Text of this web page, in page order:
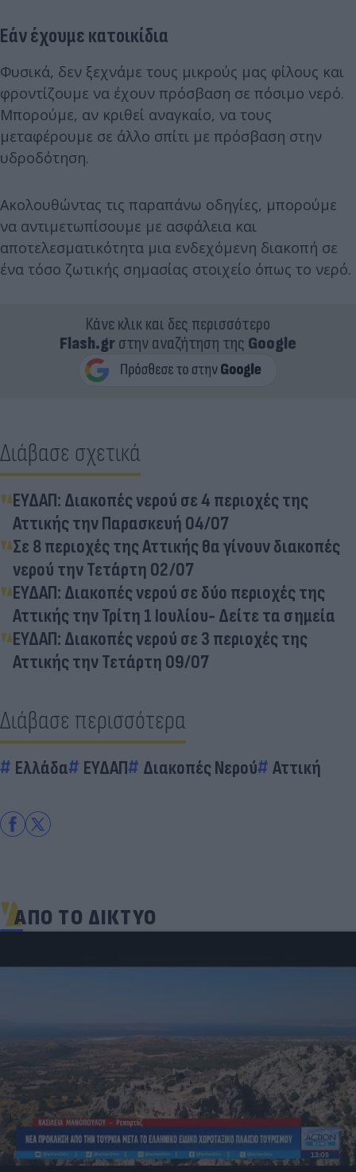
Εάν έχουμε κατοικίδια
Φυσικά, δεν ξεχνάμε τους μικρούς μας φίλους και
φροντίζουμε να έχουν πρόσβαση σε πόσιμο νερό.
Μπορούμε, αν κριθεί αναγκαίο, να τους
μεταφέρουμε σε άλλο σπίτι με πρόσβαση στην
υδροδότηση.
Ακολουθώντας τις παραπάνω οδηγίες, μπορούμε
να αντιμετωπίσουμε με ασφάλεια και
αποτελεσματικότητα μια ενδεχόμενη διακοπή σε
ένα τόσο ζωτικής σημασίας στοιχείο όπως το νερό.
Κάνε κλικ και δες περισσότερο
Flash.grστην αναζήτηση της Google
Διάβασε σχετικά
ΕΥΔΑΠ: Διακοπές νερού σε 4 περιοχές της
Αττικής την Παρασκευή 04/07
Σε 8 περιοχές της Αττικής θα γίνουν διακοπές
νερού την Τετάρτη 02/07
ΕΥΔΑΠ: Διακοπές νερού σε δύο περιοχές της
Αττικής την Τρίτη 1 Ιουλίου- Δείτε τα σημεία
ΕΥΔΑΠ: Διακοπές νερού σε 3 περιοχές της
Αττικής την Τετάρτη 09/07
Διάβασε περισσότερα
Ελλάδα ΕΥΔΑΠ Διακοπές Νερού Αττική
ΑΠΟ ΤΟ ΔΙΚΤΥΟ